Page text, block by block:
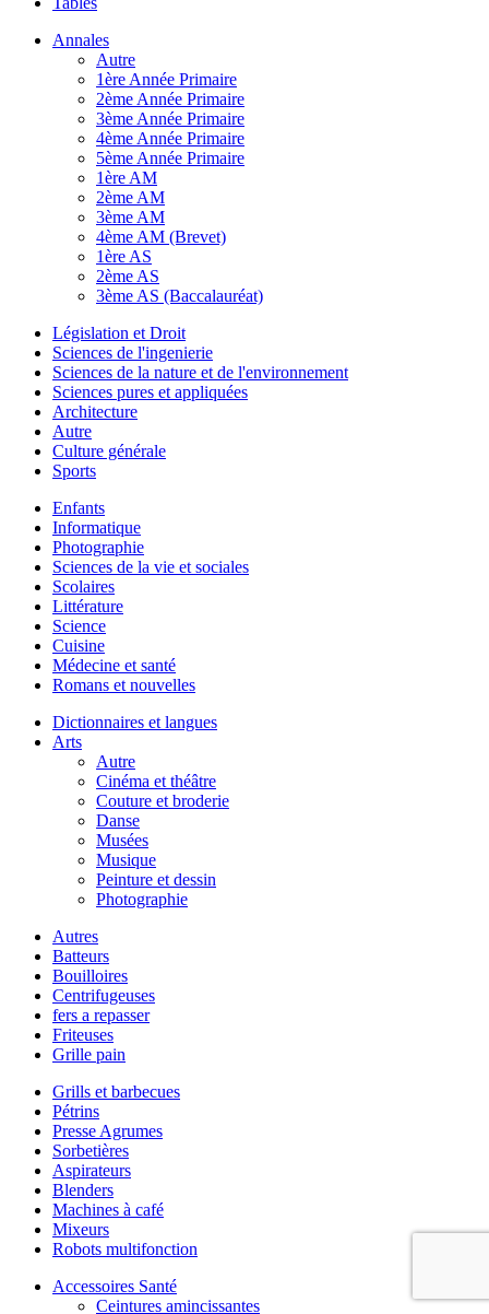
Annales
Autre
1ère Année Primaire
2ème Année Primaire
3ème Année Primaire
4ème Année Primaire
5ème Année Primaire
1ère AM
2ème AM
3ème AM
4ème AM (Brevet)
1ère AS
2ème AS
3ème AS (Baccalauréat)
Législation et Droit
Sciences de l'ingenierie
Sciences de la nature et de l'environnement
Sciences pures et appliquées
Architecture
Autre
Culture générale
Sports
Enfants
Informatique
Photographie
Sciences de la vie et sociales
Scolaires
Littérature
Science
Cuisine
Médecine et santé
Romans et nouvelles
Dictionnaires et langues
Arts
Autre
Cinéma et théâtre
Couture et broderie
Danse
Musées
Musique
Peinture et dessin
Photographie
Autres
Batteurs
Bouilloires
Centrifugeuses
fers a repasser
Friteuses
Grille pain
Grills et barbecues
Pétrins
Presse Agrumes
Sorbetières
Aspirateurs
Blenders
Machines à café
Mixeurs
Robots multifonction
Accessoires Santé
Ceintures amincissantes